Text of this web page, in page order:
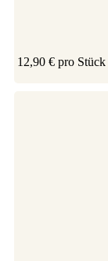
12,90 € pro Stück